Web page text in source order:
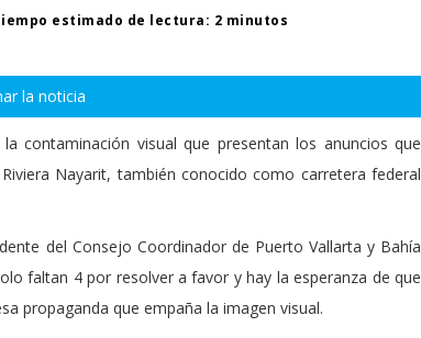
estimado de lectura: 2 minutos
la noticia
contaminación visual que presentan los anuncios que
Nayarit, también conocido como carretera federal
del Consejo Coordinador de Puerto Vallarta y Bahía
faltan 4 por resolver a favor y hay la esperanza de que
propaganda que empaña la imagen visual.